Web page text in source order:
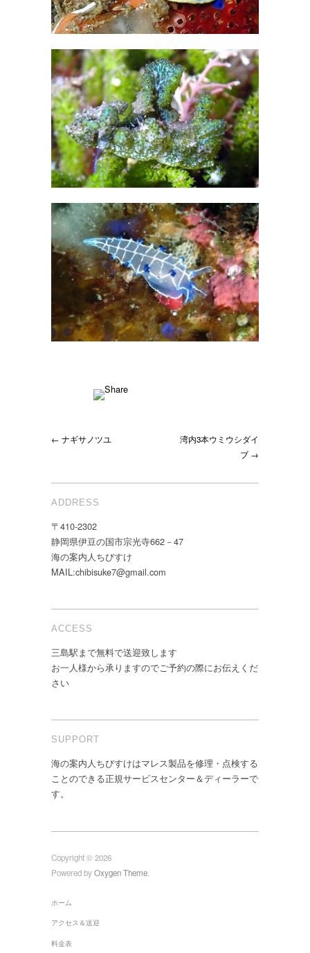
← ナギサノツユ
湾内3本ウミウシダイ
ブ →
ADDRESS
〒410-2302
静岡県伊豆の国市宗光寺662－47
海の案内人ちびすけ
MAIL:chibisuke7@gmail.com
ACCESS
三島駅まで無料で送迎致します
お一人様から承りますのでご予約の際にお伝えくだ
さい
SUPPORT
海の案内人ちびすけはマレス製品を修理・点検する
ことのできる正規サービスセンター＆ディーラーで
す。
Copyright © 2026
Powered byOxygen Theme
ホーム
アクセス＆送迎
料金表